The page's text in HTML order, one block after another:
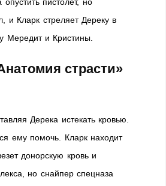
и Кларк стреляет Дереку в
Мередит и Кристины.
страсти»
Дерека истекать кровью.
ему помочь. Кларк находит
донорскую кровь и
но снайпер спецназа